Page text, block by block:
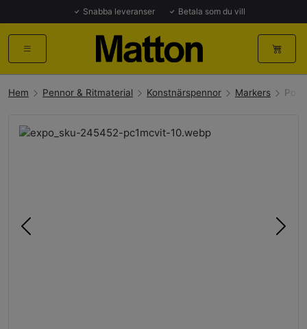
Snabba leveranser Betala som du vill
Hem Pennor & Ritmaterial Konstnärspennor Markers
Föregående Nästa